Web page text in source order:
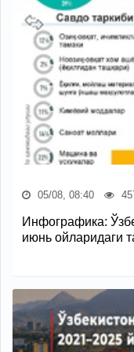
05/08, 08:40
Инфографика:
июнь ойларидаги